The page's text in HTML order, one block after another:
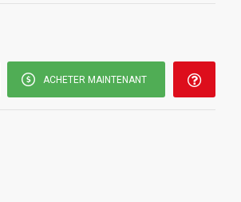
ACHETER MAINTENANT